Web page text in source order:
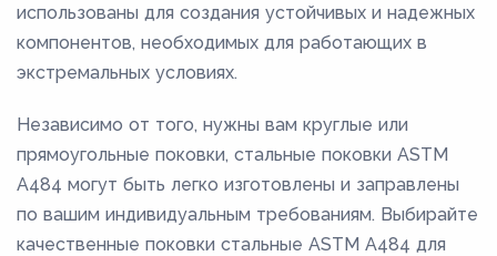
использованы для создания устойчивых и надежных
компонентов, необходимых для работающих в
экстремальных условиях.
Независимо от того, нужны вам круглые или
прямоугольные поковки, стальные поковки ASTM
A484 могут быть легко изготовлены и заправлены
по вашим индивидуальным требованиям. Выбирайте
качественные поковки стальные ASTM A484 для